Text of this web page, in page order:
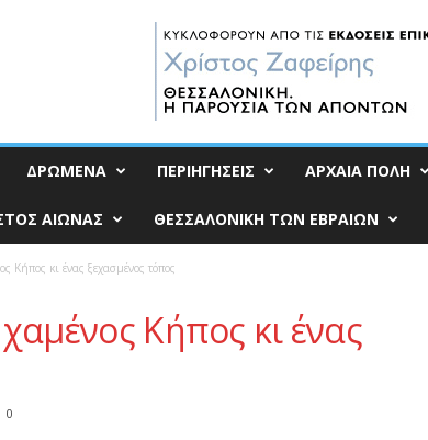
ΔΡΩΜΕΝΑ ΠΕΡΙΗΓΗΣΕΙΣ ΑΡΧΑΙΑ ΠΟΛΗ
ΑΙΩΝΑΣ ΘΕΣΣΑΛΟΝΙΚΗ ΤΩΝ ΕΒΡΑΙΩΝ
Κήπος κι ένας ξεχασμένος τόπος
Κήπος κι ένας
0